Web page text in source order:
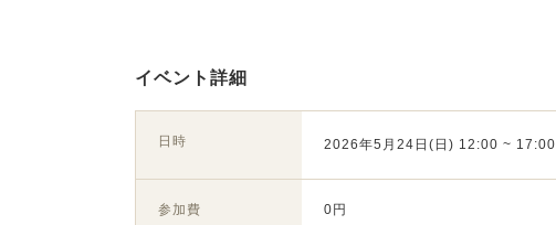
イベント詳細
日時 2026年5月24日(日) 12:00 ~ 17:00
参加費 0円